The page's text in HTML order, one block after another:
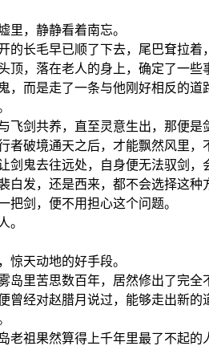
里，静静看着南忘。
的长毛早已顺了下去，尾巴耷拉着
顶，落在老人的身上，确定了一些
，而是走了一条与他刚好相反的道
飞剑共养，直至灵意生出，那便是
者破境通天之后，才能飘然风里，
剑鬼去往远处，自身便无法驭剑，
白发，还是西来，都不会选择这种
把剑，便不用担心这个问题。
。
惊天动地的好手段。
岛里苦思数百年，居然修出了完全
曾经对赵腊月说过，能够走出新的
老祖果然算得上千年里最了不起的